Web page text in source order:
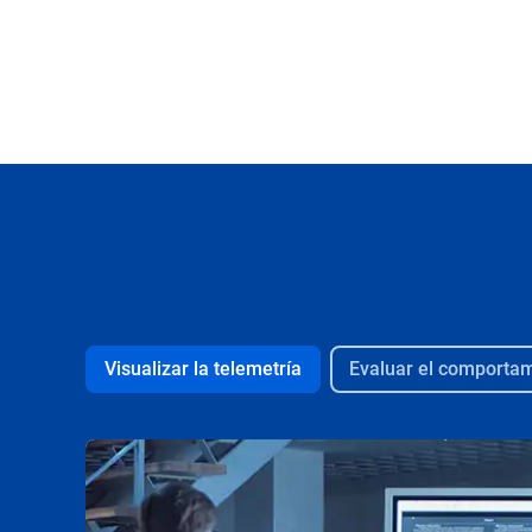
Visualizar la telemetría Evaluar el